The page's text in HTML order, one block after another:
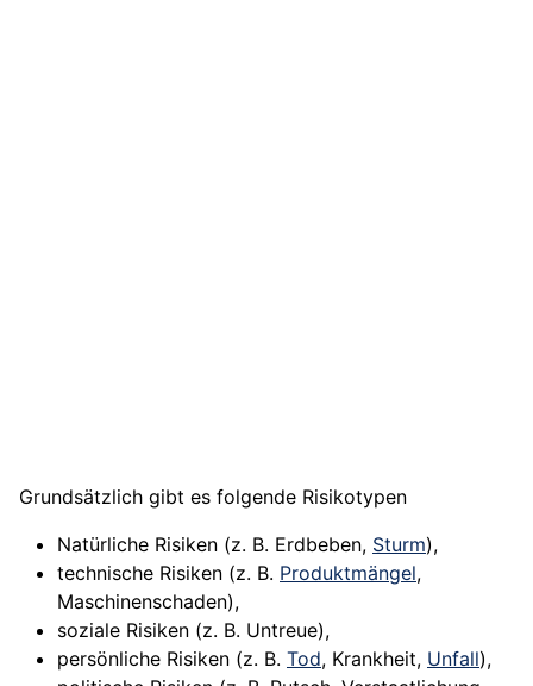
Grundsätzlich gibt es folgende Risikotypen
Natürliche Risiken (z. B. Erdbeben, Sturm),
technische Risiken (z. B. Produktmängel,
Maschinenschaden),
soziale Risiken (z. B. Untreue),
persönliche Risiken (z. B. Tod, Krankheit, Unfall),